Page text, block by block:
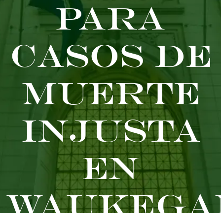
Para
Casos De
Muerte
Injusta
En